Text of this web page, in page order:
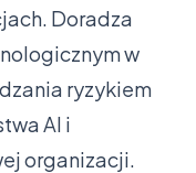
Doradza
w
ryzykiem
AI i
organizacji.